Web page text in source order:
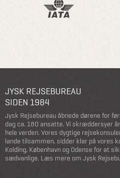
JYSK REJSEBUREAU
SIDEN 1984
Jysk Rejsebureau åbnede dørene for
dag ca. 180 ansatte. Vi skræddersyer
hele verden. Vores dygtige
lande tilsammen, sidder klar på vores
Kolding, København og Odense for at
sædvanlige. Læs mere om Jysk